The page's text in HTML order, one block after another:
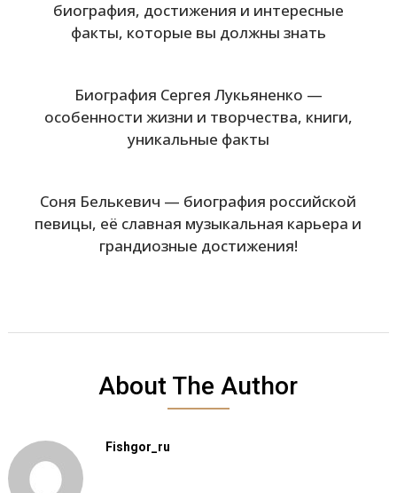
биография, достижения и интересные
факты, которые вы должны знать
Биография Сергея Лукьяненко —
особенности жизни и творчества, книги,
уникальные факты
Соня Белькевич — биография российской
певицы, её славная музыкальная карьера и
грандиозные достижения!
About The Author
Fishgor_ru